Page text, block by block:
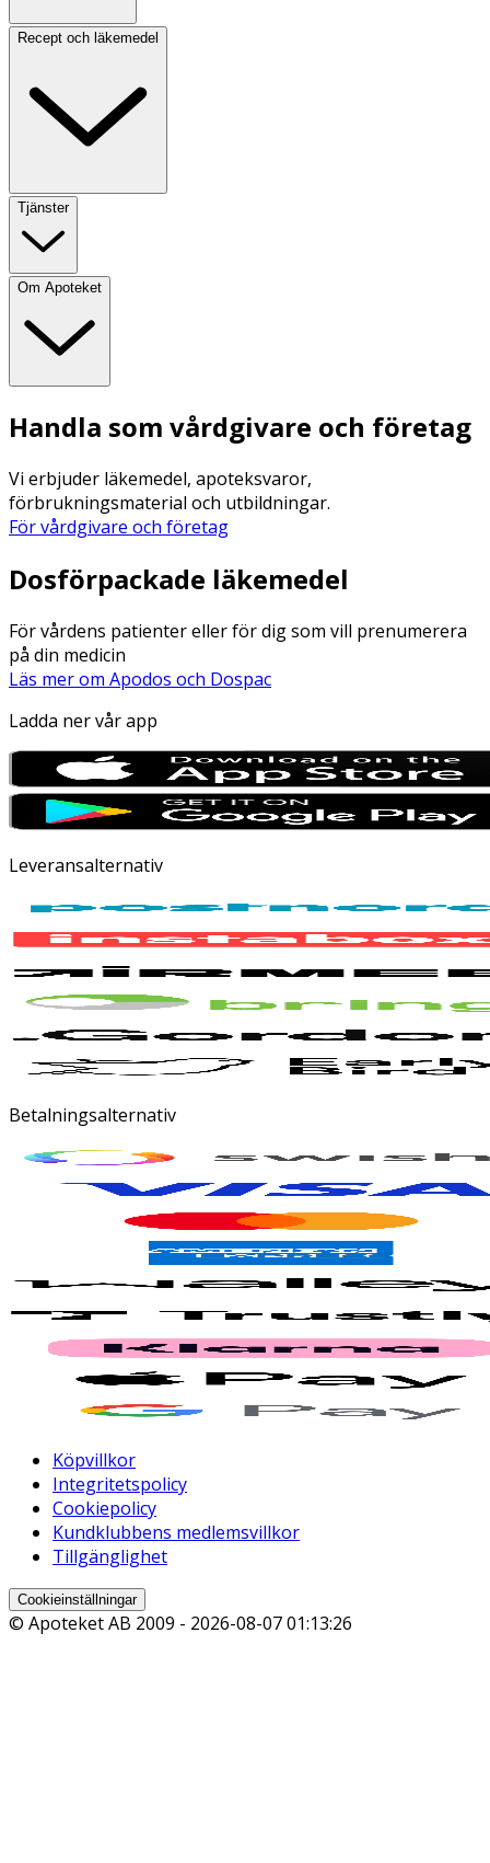
Recept och läkemedel
Tjänster
Om Apoteket
Handla som vårdgivare och företag
Vi erbjuder läkemedel, apoteksvaror,
förbrukningsmaterial och utbildningar.
För vårdgivare och företag
Dosförpackade läkemedel
För vårdens patienter eller för dig som vill prenumerera
på din medicin
Läs mer om Apodos och Dospac
Ladda ner vår app
Leveransalternativ
Betalningsalternativ
Köpvillkor
Integritetspolicy
Cookiepolicy
Kundklubbens medlemsvillkor
Tillgänglighet
Cookieinställningar
© Apoteket AB 2009 - 2026-08-07 01:13:26